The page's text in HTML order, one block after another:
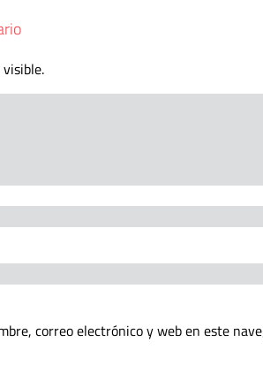
correo electrónico y web en este